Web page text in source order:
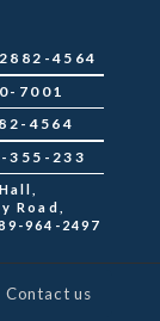
2882-4564
7001
4564
355-233
Road,
964-2497
Contact us